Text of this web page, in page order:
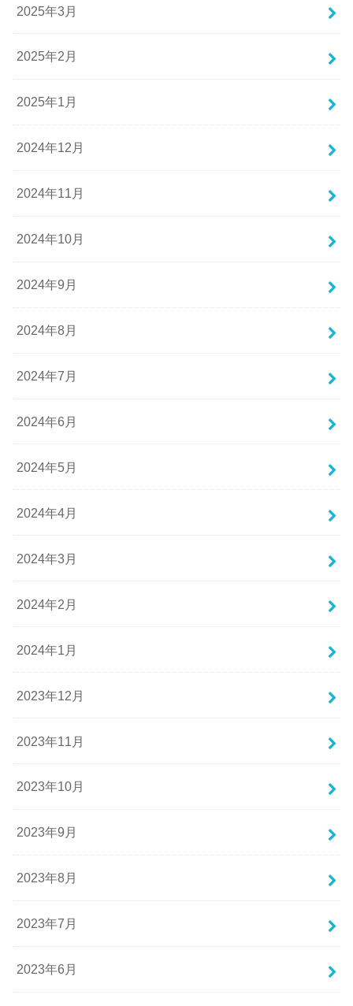
2025年3月
2025年2月
2025年1月
2024年12月
2024年11月
2024年10月
2024年9月
2024年8月
2024年7月
2024年6月
2024年5月
2024年4月
2024年3月
2024年2月
2024年1月
2023年12月
2023年11月
2023年10月
2023年9月
2023年8月
2023年7月
2023年6月